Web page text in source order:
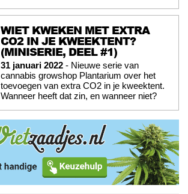
WIET KWEKEN MET EXTRA
CO2 IN JE KWEEKTENT?
(MINISERIE, DEEL #1)
31 januari 2022 - Nieuwe serie van
cannabis growshop Plantarium over het
toevoegen van extra CO2 in je kweektent.
Wanneer heeft dat zin, en wanneer niet?